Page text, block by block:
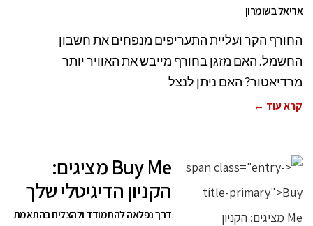
אריאל בשומרון
החורף הקר ועליית התעריפים מנפחים את חשבון
החשמל. האם מזגן בחורף מייבש את האוויר יותר
מרדיאטור? האם ניתן לנצל
קרא עוד ←
Buy Me מציגים:
הקניון הדיגיטלי שלך
דרך נפלאה להתמודד ולהצליח בהתאמת